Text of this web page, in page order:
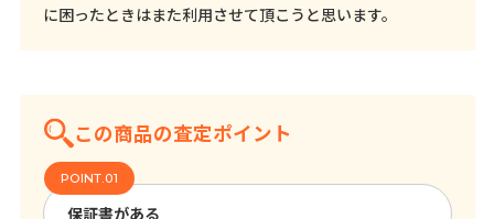
に困ったときはまた利用させて頂こうと思います。
この商品の査定ポイント
保証書がある